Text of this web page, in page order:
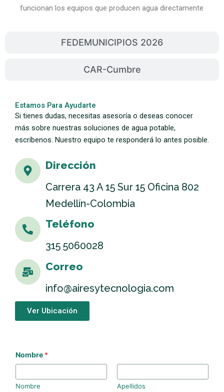
FEDEMUNICIPIOS 2026
CAR-Cumbre
funcionan los equipos que producen agua directamente
llamaron la atención por su adaptabilidad a fachadas,
paneles tradicionales no encajan fácilmente.
apartadas, edificaciones sostenibles y entidades
públicas que buscan reducir costos operativos y su
huella ambiental.
generó interés comercial, sino también alianzas con
alcaldías, operadores logísticos y organismos de
cooperación que vieron en su portafolio una
oportunidad tangible de transformación social y
valoradas por su impacto directo, su bajo
mantenimiento y su enfoque innovador.
Estamos Para Ayudarte
Si tienes dudas, necesitas asesoría o deseas conocer
más sobre nuestras soluciones de agua potable,
escríbenos. Nuestro equipo te responderá lo antes posible.
Dirección
Carrera 43 A 15 Sur 15 Oficina 802
Medellín-Colombia
Teléfono
315 5060028
Correo
info@airesytecnologia.com
Ver Ubicación
Nombre *
Nombre Apellidos